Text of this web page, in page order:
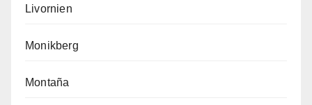
Livornien
Monikberg
Montaña